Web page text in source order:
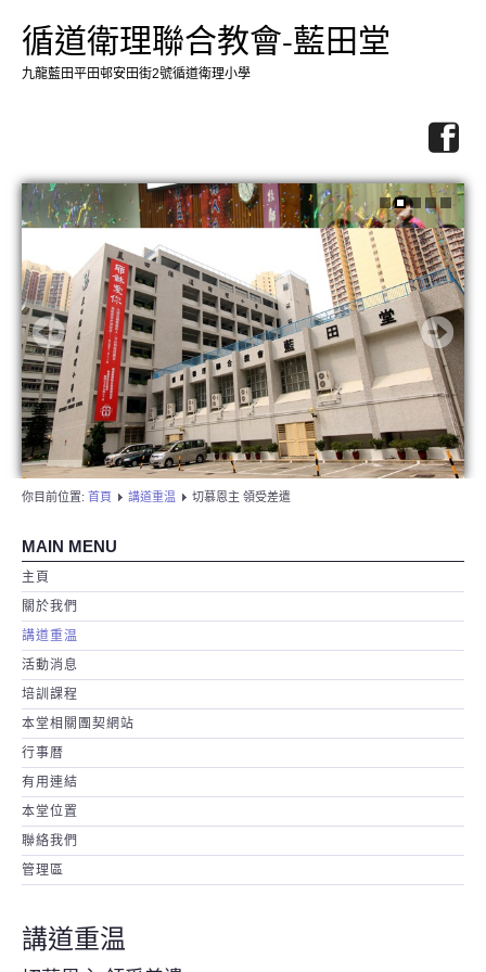
循道衛理聯合教會-藍田堂
九龍藍田平田邨安田街2號循道衛理小學
你目前位置: 首頁 講道重温 切慕恩主 領受差遣
MAIN MENU
主頁
關於我們
講道重温
活動消息
培訓課程
本堂相關團契網站
行事暦
有用連結
本堂位置
聯絡我們
管理區
講道重温